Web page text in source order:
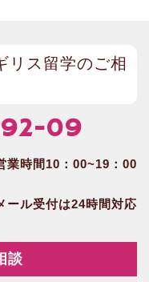
リス留学のご相
09
業時間10：00~19：00
ール受付は24時間対応
談